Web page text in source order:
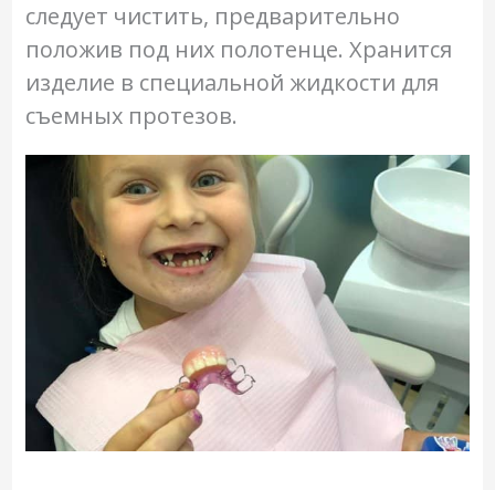
следует чистить, предварительно
положив под них полотенце. Хранится
изделие в специальной жидкости для
съемных протезов.